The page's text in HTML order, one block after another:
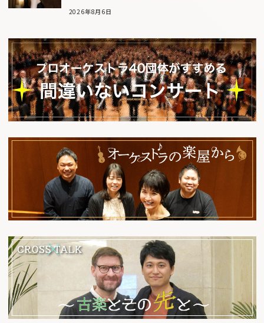
2026年8月6日